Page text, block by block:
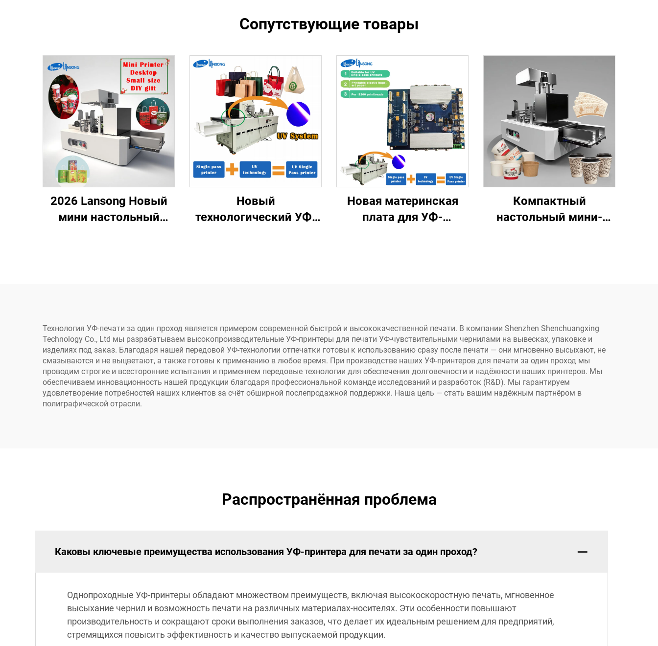
Сопутствующие товары
2026 Lansong Новый
мини настольный
кофейных чашках,
открытках
Новый
технологический УФ-
художествическая
бумага, брошюра,
журнал,
однопроходная печать
Новая материнская
плата для УФ-
Компактный
настольный мини-
бумажных полотенцах,
крафт-бумаге
Технология УФ-печати за один проход является примером современной быстрой и высококачественной печати. В компании Shenzhen Shenchuangxing
Technology Co., Ltd мы разрабатываем высокопроизводительные УФ-принтеры для печати УФ-чувствительными чернилами на вывесках, упаковке и
изделиях под заказ. Благодаря нашей передовой УФ-технологии отпечатки готовы к использованию сразу после печати — они мгновенно высыхают, не
смазываются и не выцветают, а также готовы к применению в любое время. При производстве наших УФ-принтеров для печати за один проход мы
проводим строгие и всесторонние испытания и применяем передовые технологии для обеспечения долговечности и надёжности ваших принтеров. Мы
обеспечиваем инновационность нашей продукции благодаря профессиональной команде исследований и разработок (R&D). Мы гарантируем
удовлетворение потребностей наших клиентов за счёт обширной послепродажной поддержки. Наша цель — стать вашим надёжным партнёром в
полиграфической отрасли.
Распространённая проблема
Каковы ключевые преимущества использования УФ-принтера для печати за один проход?
Однопроходные УФ-принтеры обладают множеством преимуществ, включая высокоскоростную печать, мгновенное
высыхание чернил и возможность печати на различных материалах-носителях. Эти особенности повышают
производительность и сокращают сроки выполнения заказов, что делает их идеальным решением для предприятий,
стремящихся повысить эффективность и качество выпускаемой продукции.